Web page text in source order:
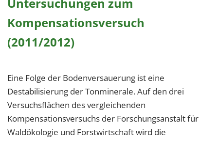
Kompensationsversuch
(2011/2012)
Eine Folge der Bodenversauerung ist eine
Destabilisierung der Tonminerale. Auf den drei
Versuchsflächen des vergleichenden
Kompensationsversuchs der Forschungsanstalt für
Waldökologie und Forstwirtschaft wird die